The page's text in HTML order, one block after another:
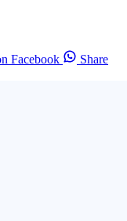
Facebook
Share